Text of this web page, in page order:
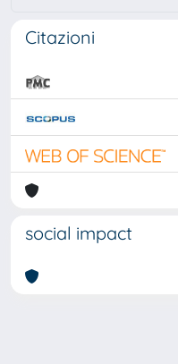
Citazioni
social impact